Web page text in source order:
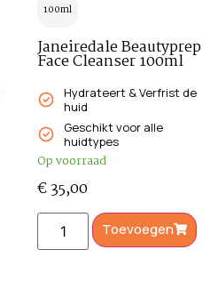
100ml
Janeiredale Beautyprep
Face Cleanser 100ml
Hydrateert & Verfrist de
huid
Geschikt voor alle
huidtypes
Op voorraad
€35,00
Toevoegen